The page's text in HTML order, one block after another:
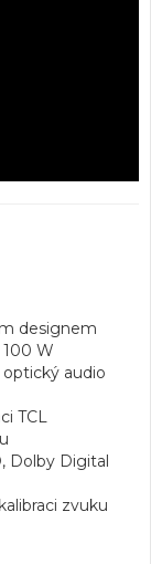
designem
W
optický audio
TCL
, Dolby Digital
zvuku